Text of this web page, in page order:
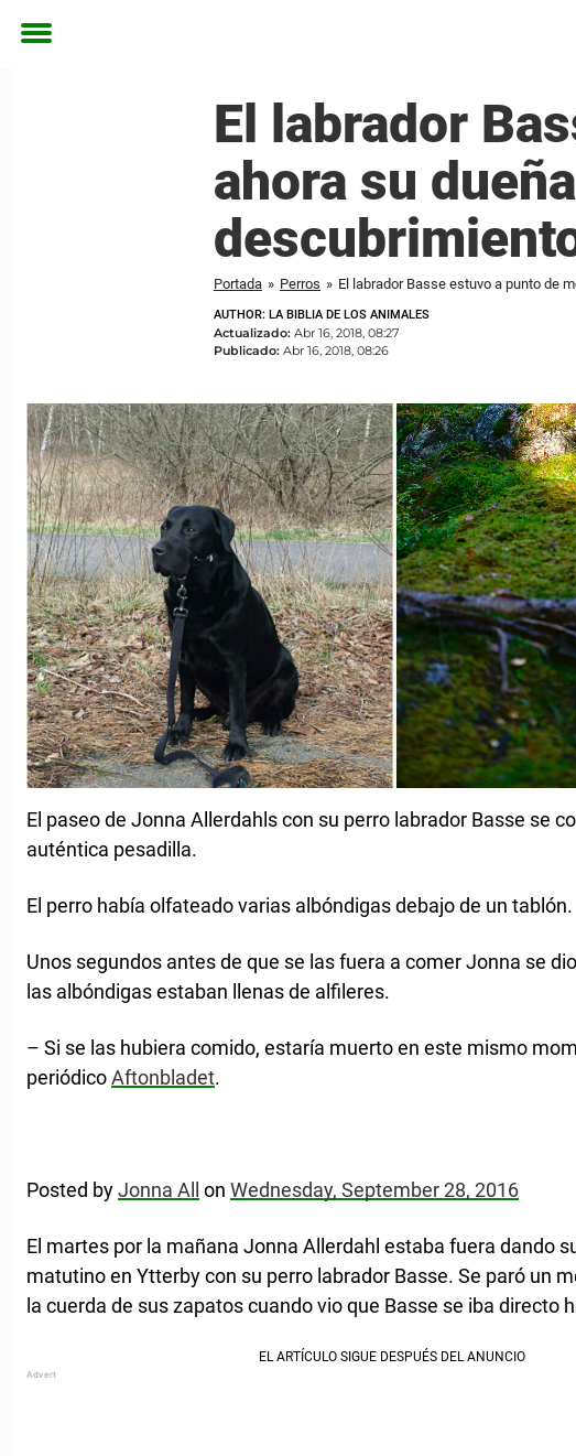
Toggle
El labrador
ahora su
Portada » Perros » El labrador Basse estuvo a punto de
AUTHOR: LA BIBLIA DE LOS ANIMALES
Actualizado: Abr 16, 2018, 08:27
Publicado: Abr 16, 2018, 08:26
El paseo de Jonna Allerdahls con su perro labrador Basse se
auténtica pesadilla.
El perro había olfateado varias albóndigas debajo de un tablón.
Unos segundos antes de que se las fuera a comer Jonna se
las albóndigas estaban llenas de alfileres.
– Si se las hubiera comido, estaría muerto en este mismo
periódicoAftonbladet.
Posted byJonna All on Wednesday, September 28, 2016
El martes por la mañana Jonna Allerdahl estaba fuera dando
matutino en Ytterby con su perro labrador Basse. Se paró un
la cuerda de sus zapatos cuando vio que Basse se iba directo